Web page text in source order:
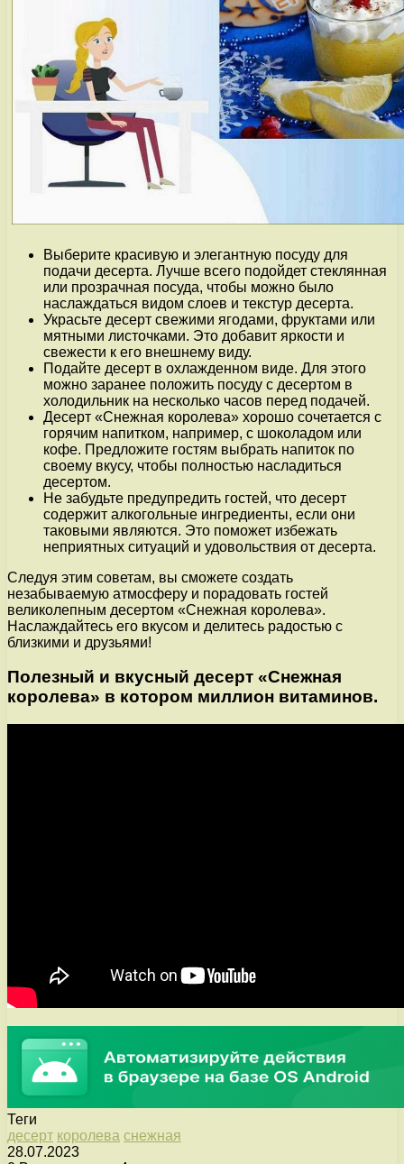
Выберите красивую и элегантную посуду для
подачи десерта. Лучше всего подойдет стеклянная
или прозрачная посуда, чтобы можно было
наслаждаться видом слоев и текстур десерта.
Украсьте десерт свежими ягодами, фруктами или
мятными листочками. Это добавит яркости и
свежести к его внешнему виду.
Подайте десерт в охлажденном виде. Для этого
можно заранее положить посуду с десертом в
холодильник на несколько часов перед подачей.
Десерт «Снежная королева» хорошо сочетается с
горячим напитком, например, с шоколадом или
кофе. Предложите гостям выбрать напиток по
своему вкусу, чтобы полностью насладиться
десертом.
Не забудьте предупредить гостей, что десерт
содержит алкогольные ингредиенты, если они
таковыми являются. Это поможет избежать
неприятных ситуаций и удовольствия от десерта.
Следуя этим советам, вы сможете создать
незабываемую атмосферу и порадовать гостей
великолепным десертом «Снежная королева».
Наслаждайтесь его вкусом и делитесь радостью с
близкими и друзьями!
Полезный и вкусный десерт «Снежная
королева» в котором миллион витаминов.
Теги
десерт королева снежная
28.07.2023